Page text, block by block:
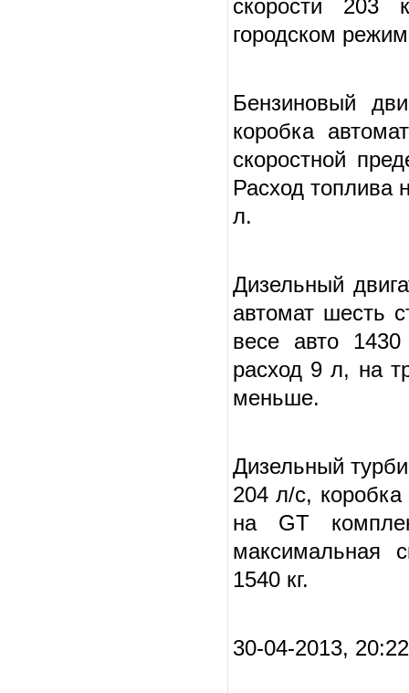
скорости 203
городском
Бензиновый
коробка
скоростной
Расход топлива
л.
Дизельный
автомат шесть
весе авто 1430
расход 9 л, на
меньше.
Дизельный
204 л/c,
на GT
максимальная
1540 кг.
30-04-2013,